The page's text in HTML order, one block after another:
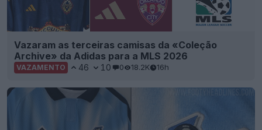
Vazaram as terceiras camisas da «Coleção
Archive» da Adidas para a MLS 2026
VAZAMENTO 46 10 0 18.2K 16h